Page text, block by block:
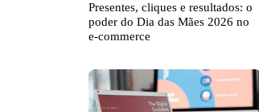
Presentes, cliques e resultados: o
poder do Dia das Mães 2026 no
e-commerce